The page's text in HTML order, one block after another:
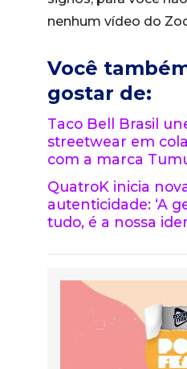
nenhum vídeo do
Você
gostar de:
Taco Bell Brasil
streetwear em
com a marca
QuatroK inicia
autenticidade: ‘A
tudo, é a nossa